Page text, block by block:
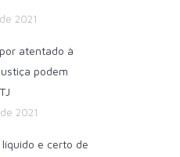
2021
atentado à
podem
2021
e certo de